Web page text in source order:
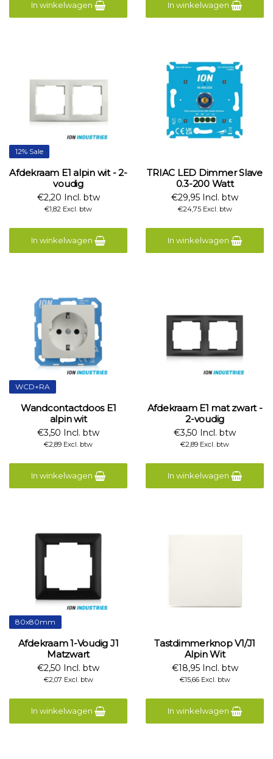
In winkelwagen In winkelwagen
12% Sale
Afdekraam E1 alpin wit - 2-
voudig
€2,20 Incl. btw
€1,82 Excl. btw
In winkelwagen
TRIAC LED Dimmer Slave
0.3-200 Watt
€29,95 Incl. btw
€24,75 Excl. btw
In winkelwagen
WCD+RA
Wandcontactdoos E1
alpin wit
€3,50 Incl. btw
€2,89 Excl. btw
In winkelwagen
Afdekraam E1 mat zwart -
2-voudig
€3,50 Incl. btw
€2,89 Excl. btw
In winkelwagen
80x80mm
Afdekraam 1-Voudig J1
Matzwart
€2,50 Incl. btw
€2,07 Excl. btw
In winkelwagen
Tastdimmerknop V1/J1
Alpin Wit
€18,95 Incl. btw
€15,66 Excl. btw
In winkelwagen